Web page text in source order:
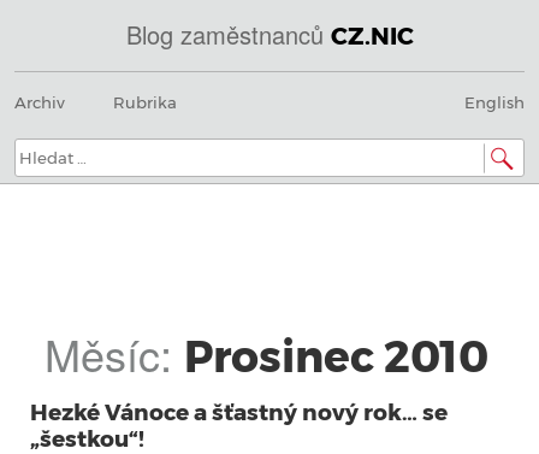
Blog zaměstnanců CZ.NIC
@
IN
SOA
nic.cz.
Menu
na
Archiv Rubrika English
Hledat:
Měsíc: Prosinec 2010
Hezké Vánoce a šťastný nový rok… se
„šestkou“!